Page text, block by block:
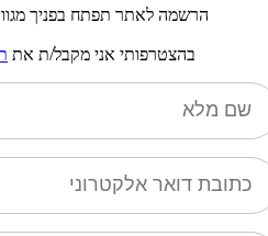
הרשמה לאתר תפתח בפניך
בהצטרפותי אני מקבל/ת את